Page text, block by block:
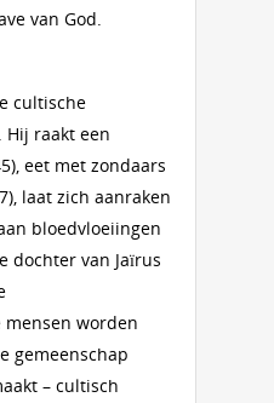
van God.
cultische
Hij raakt een
eet met zondaars
laat zich aanraken
bloedvloeiingen
dochter van Jaïrus
mensen worden
gemeenschap
– cultisch